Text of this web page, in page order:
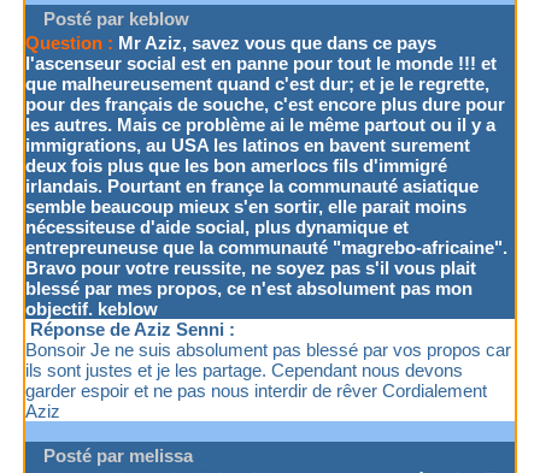
Posté par keblow
Question : Mr Aziz, savez vous que dans ce pays
l'ascenseur social est en panne pour tout le monde !!! et
que malheureusement quand c'est dur; et je le regrette,
pour des français de souche, c'est encore plus dure pour
les autres. Mais ce problème ai le même partout ou il y a
immigrations, au USA les latinos en bavent surement
deux fois plus que les bon amerlocs fils d'immigré
irlandais. Pourtant en françe la communauté asiatique
semble beaucoup mieux s'en sortir, elle parait moins
nécessiteuse d'aide social, plus dynamique et
entrepreuneuse que la communauté "magrebo-africaine".
Bravo pour votre reussite, ne soyez pas s'il vous plait
blessé par mes propos, ce n'est absolument pas mon
objectif. keblow
Réponse de Aziz Senni :
Bonsoir Je ne suis absolument pas blessé par vos propos car
ils sont justes et je les partage. Cependant nous devons
garder espoir et ne pas nous interdir de rêver Cordialement
Aziz
Posté par melissa